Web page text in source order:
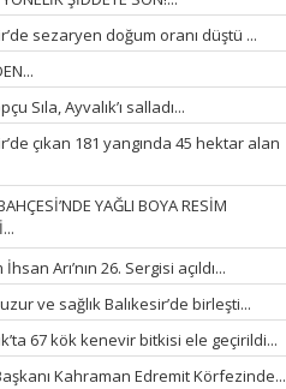
Mehmet Çağ
“BEDEN VE RUH
BÜTÜNLÜĞÜ...”
18/03/2023
İlknur Solmaz Çoban
“DOĞANIN GÜLEÇ
YAĞMURLARINI
ÖZLERKEN…”
23/11/2025
Fatma Aker
“Ne çok şey oldu
unutulmaması gereken”
28/01/2024
sezaryen doğum oranı düştü ...
Sıla, Ayvalık’ı salladı...
çıkan 181 yangında 45 hektar alan
YAĞLI BOYA RESİM
Arı’nın 26. Sergisi açıldı...
ve sağlık Balıkesir’de birleşti...
67 kök kenevir bitkisi ele geçirildi...
Kahraman Edremit Körfezinde...